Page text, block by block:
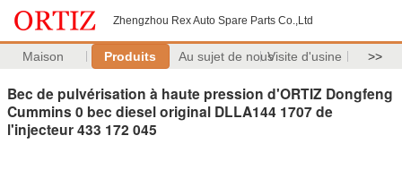
Zhengzhou Rex Auto Spare Parts Co.,Ltd
Maison Produits Au sujet de nousVisite d'usine >>
Bec de pulvérisation à haute pression d'ORTIZ Dongfeng
Cummins 0 bec diesel original DLLA144 1707 de
l'injecteur 433 172 045